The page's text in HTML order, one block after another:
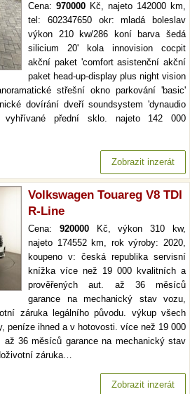
Cena: 970000 Kč, najeto 142000 km,
tel: 602347650 okr: mladá boleslav
výkon 210 kw/286 koní barva šedá
silicium 20' kola innovision cocpit
akční paket 'comfort asistenční akční
paket head-up-display plus night vision
střešní okno parkování 'basic'
dovírání dveří soundsystem 'dynaudio
vyhřívané přední sklo. najeto 142 000
Zobrazit inzerát
Volkswagen Touareg V8 TDI
R-Line
Cena: 920000Kč, výkon 310 kw,
najeto 174552 km, rok výroby: 2020,
koupeno v: česká republika servisní
knížka více než 19 000 kvalitních a
prověřených aut. až 36 měsíců
garance na mechanický stav vozu,
záruka legálního původu. výkup všech
peníze ihned a v hotovosti. více než 19 000
až 36 měsíců garance na mechanický stav
záruka…
Zobrazit inzerát